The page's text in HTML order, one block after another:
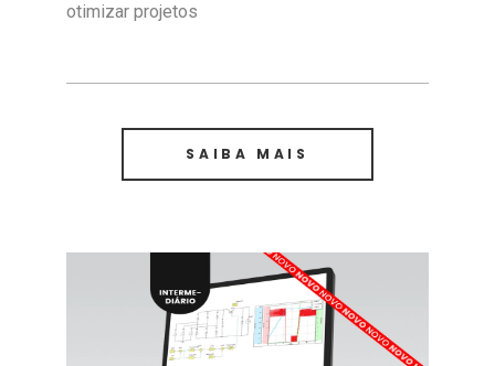
otimizar projetos
SAIBA MAIS